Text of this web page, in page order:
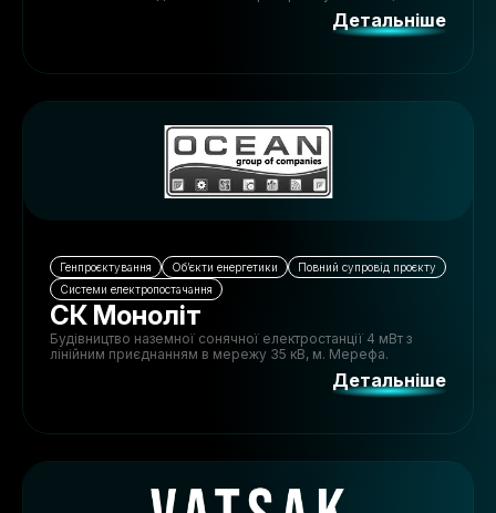
шляхом реконструкції систем внутрішньогоДетальніше
Генпроєктування Обʼєкти енергетики
Повний супровід проєкту
Системи електропостачання
СК Моноліт
Будівництво наземної сонячної електростанції 4 мВт з
лінійним приєднанням в мережу 35 кВ, м. Мерефа.
Детальніше